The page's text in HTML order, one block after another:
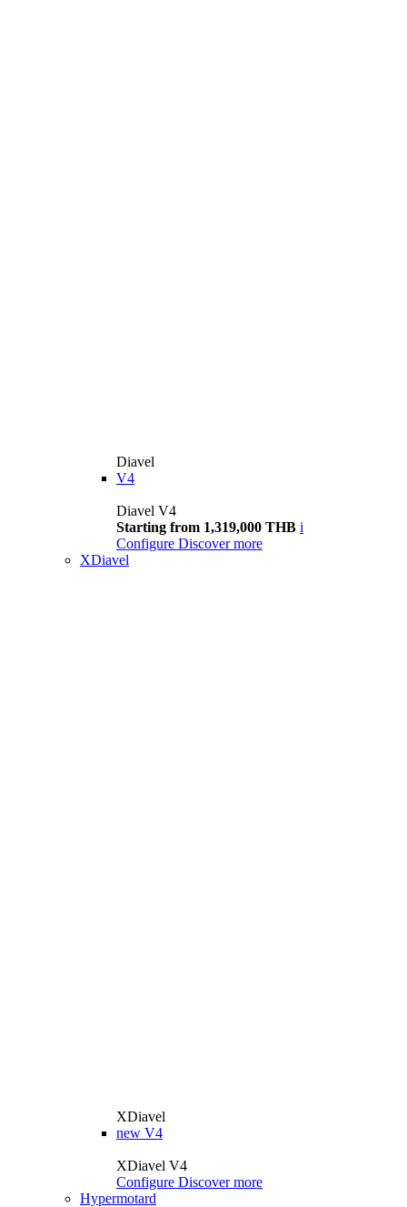
Diavel
V4
Diavel V4
Starting from 1,319,000 THB i
Configure Discover more
XDiavel
XDiavel
new V4
XDiavel V4
Configure Discover more
Hypermotard